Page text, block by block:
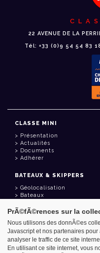
22 AVENUE DE LA
Tél: +33 (0)9 54 54 83 18
CLASSE MINI
Présentation
Actualités
Documents
Adhérer
BATEAUX & SKIPPERS
Géolocalisation
Bateaux
LIENS UTILES
Espace adhérent
Contact
Carnet d'adresses
PrÃ©fÃ©rences sur la
Nous utilisons des donnÃ©es
Javascript et nos partenaires
analyser le traffic de ce site
En utilisant ce site internet, vous